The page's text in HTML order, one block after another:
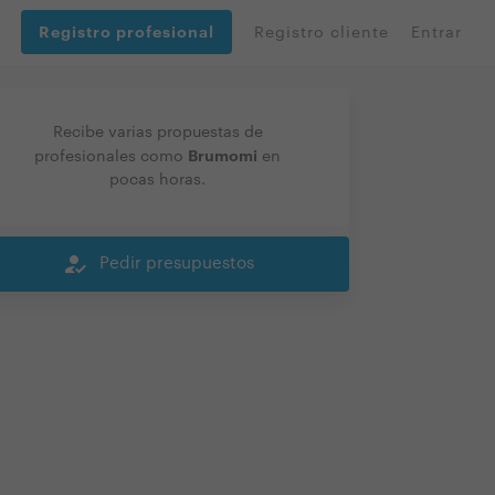
Registro profesional Registro cliente Entrar
Recibe varias propuestas de
profesionales como Brumomi en
pocas horas.
how_to_reg Pedir presupuestos